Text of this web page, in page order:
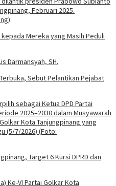
Mereka yang Masih Peduli
Sebut Pelantikan Pejabat
Target 6 Kursi DPRD dan